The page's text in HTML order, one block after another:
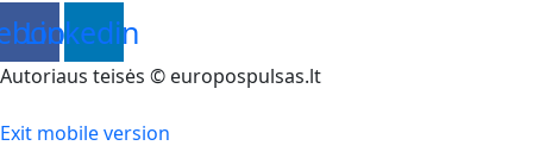
Linkedin
Autoriaus teisės © europospulsas.lt
Exit mobile version